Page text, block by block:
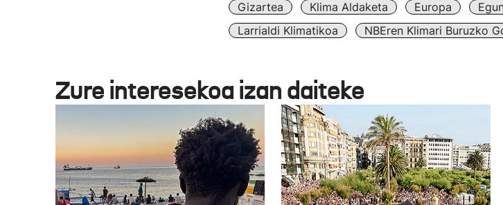
Gizartea Klima Aldaketa Europa
Larrialdi Klimatikoa
NBEren Klimari Buruzko
Zure interesekoa izan daiteke